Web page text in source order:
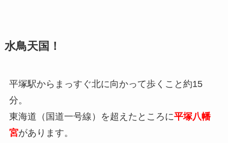
水鳥天国！
平塚駅からまっすぐ北に向かって歩くこと約15
分。
東海道（国道一号線）を超えたところに平塚八幡
宮があります。